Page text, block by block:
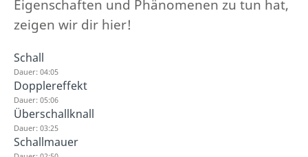
Eigenschaften und Phänomenen zu tun hat,
zeigen wir dir hier!
Schall
Dauer: 04:05
Dopplereffekt
Dauer: 05:06
Überschallknall
Dauer: 03:25
Schallmauer